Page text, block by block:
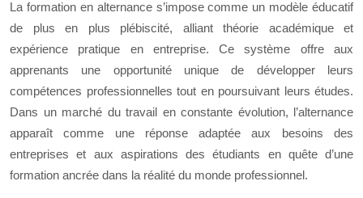
La formation en alternance s’impose comme un modèle éducatif
de plus en plus plébiscité, alliant théorie académique et
expérience pratique en entreprise. Ce système offre aux
apprenants une opportunité unique de développer leurs
compétences professionnelles tout en poursuivant leurs études.
Dans un marché du travail en constante évolution, l’alternance
apparaît comme une réponse adaptée aux besoins des
entreprises et aux aspirations des étudiants en quête d’une
formation ancrée dans la réalité du monde professionnel.